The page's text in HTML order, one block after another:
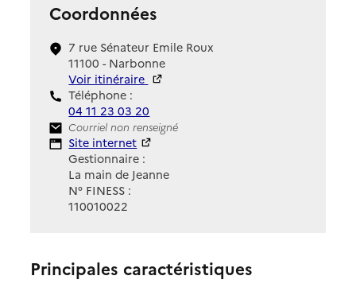
Coordonnées
7 rue Sénateur Emile Roux
11100 - Narbonne
Voir itinéraire
Téléphone :
04 11 23 03 20
Contact
Courriel non renseigné
Site Internet
Site internet
Gestionnaire :
La main de Jeanne
N° FINESS :
110010022
Principales caractéristiques